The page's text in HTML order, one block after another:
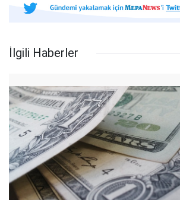
İlgili Haberler